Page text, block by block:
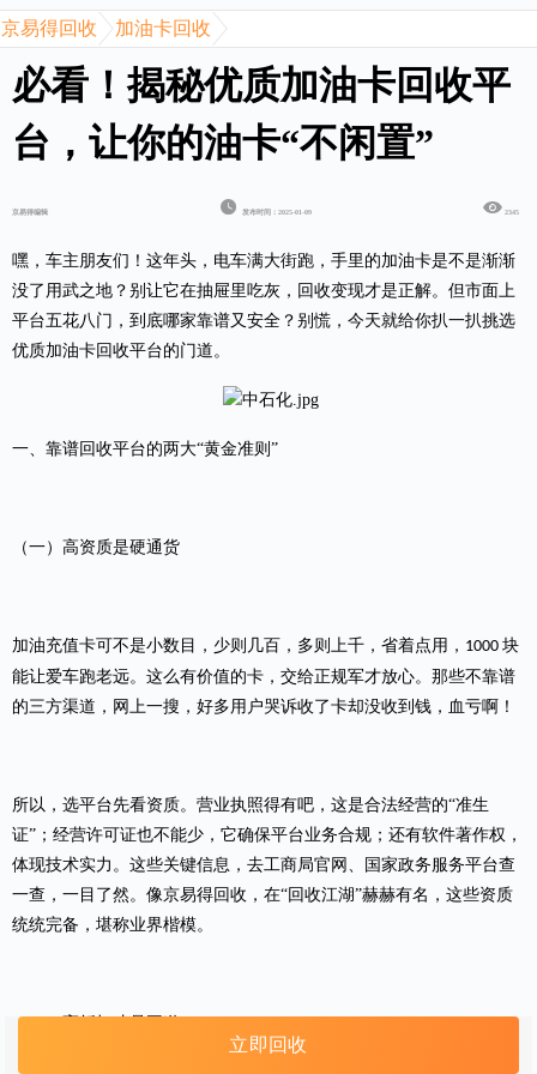
京易得回收 加油卡回收
必看！揭秘优质加油卡回收平
台，让你的油卡“不闲置”
京易得编辑 发布时间：2025-01-09 2345
嘿，车主朋友们！这年头，电车满大街跑，手里的加油卡是不是渐渐
没了用武之地？别让它在抽屉里吃灰，回收变现才是正解。但市面上
平台五花八门，到底哪家靠谱又安全？别慌，今天就给你扒一扒挑选
优质加油卡回收平台的门道。
一、靠谱回收平台的两大“黄金准则”
（一）高资质是硬通货
加油充值卡可不是小数目，少则几百，多则上千，省着点用， 1000块
能让爱车跑老远。这么有价值的卡，交给正规军才放心。那些不靠谱
的三方渠道，网上一搜，好多用户哭诉收了卡却没收到钱，血亏啊！
所以，选平台先看资质。营业执照得有吧，这是合法经营的“准生
证”；经营许可证也不能少，它确保平台业务合规；还有软件著作权，
体现技术实力。这些关键信息，去工商局官网、国家政务服务平台查
一查，一目了然。像京易得回收 ，在“回收江湖”赫赫有名，这些资质
统统完备，堪称业界楷模。
（二）高折扣才是王道
立即回收